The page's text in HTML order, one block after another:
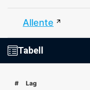
Allente
Tabell
# Lag